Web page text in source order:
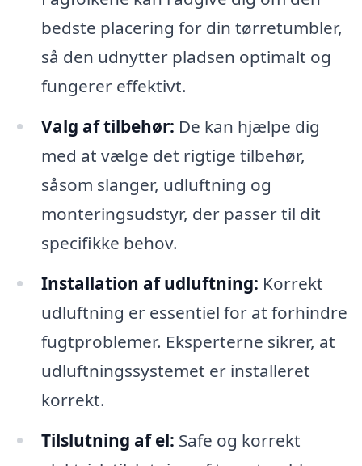
bedste placering for din tørretumbler,
så den udnytter pladsen optimalt og
fungerer effektivt.
Valg af tilbehør: De kan hjælpe dig
med at vælge det rigtige tilbehør,
såsom slanger, udluftning og
monteringsudstyr, der passer til dit
specifikke behov.
Installation af udluftning: Korrekt
udluftning er essentiel for at forhindre
fugtproblemer. Eksperterne sikrer, at
udluftningssystemet er installeret
korrekt.
Tilslutning af el: Safe og korrekt